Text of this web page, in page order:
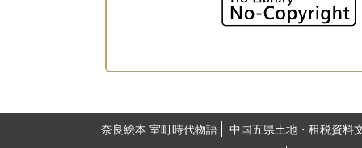
奈良絵本 室町時代物語
中国五県土地・租税資料